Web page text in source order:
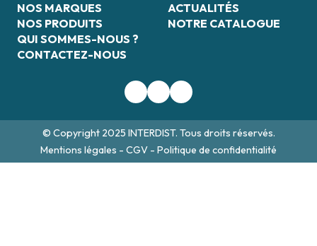
NOS MARQUES
NOS PRODUITS
QUI SOMMES-NOUS ?
CONTACTEZ-NOUS
ACTUALITÉS
NOTRE CATALOGUE
© Copyright 2025 INTERDIST. Tous droits réservés.
Mentions légales - CGV - Politique de confidentialité